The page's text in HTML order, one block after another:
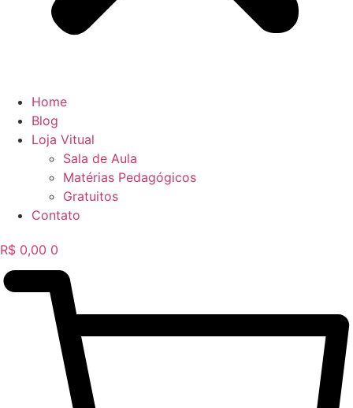
Home
Blog
Loja Vitual
Sala de Aula
Matérias Pedagógicos
Gratuitos
Contato
R$ 0,00 0